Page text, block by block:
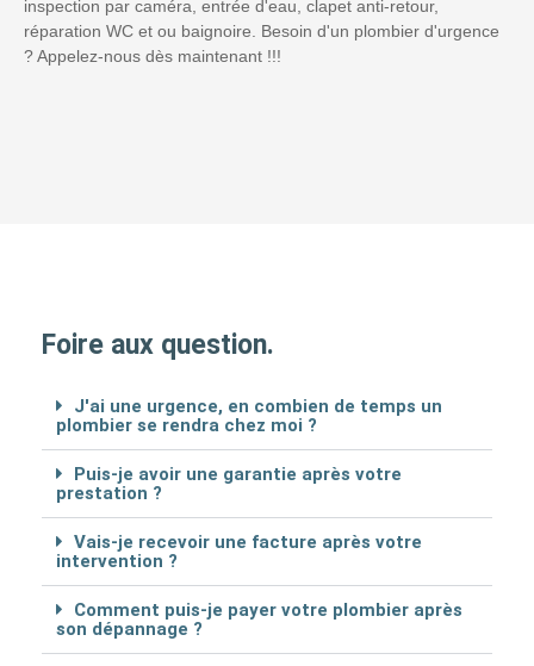
inspection par caméra, entrée d'eau, clapet anti-retour,
réparation WC et ou baignoire. Besoin d'un plombier d'urgence
? Appelez-nous dès maintenant !!!
Foire aux question.
J'ai une urgence, en combien de temps un
plombier se rendra chez moi ?
Puis-je avoir une garantie après votre
prestation ?
Vais-je recevoir une facture après votre
intervention ?
Comment puis-je payer votre plombier après
son dépannage ?